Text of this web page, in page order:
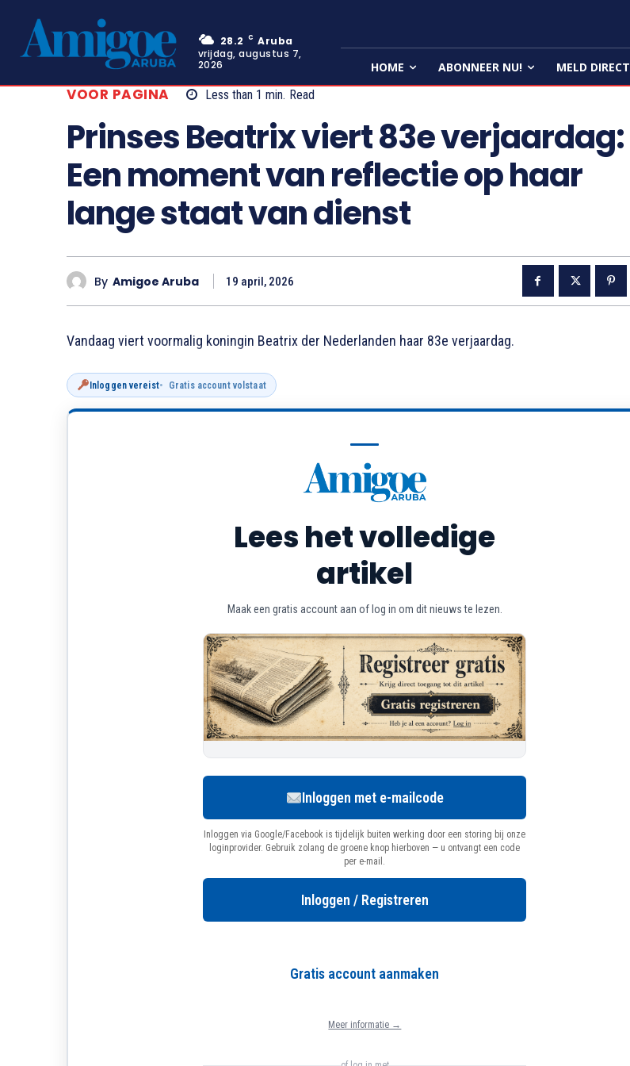
28.2 C Aruba
vrijdag, augustus 7,
2026
HOME ABONNEER NU! MELD DIRECT
VOOR PAGINA Less than 1 min. Read
Prinses Beatrix viert 83e verjaardag:
Een moment van reflectie op haar
lange staat van dienst
By Amigoe Aruba 19 april, 2026
Vandaag viert voormalig koningin Beatrix der Nederlanden haar 83e verjaardag.
Inloggen vereist Gratis account volstaat
Lees het volledige
artikel
Maak een gratis account aan of log in om dit nieuws te lezen.
Inloggen met e-mailcode
Inloggen via Google/Facebook is tijdelijk buiten werking door een storing bij onze
loginprovider. Gebruik zolang de groene knop hierboven — u ontvangt een code
per e-mail.
Inloggen / Registreren
Gratis account aanmaken
Meer informatie →